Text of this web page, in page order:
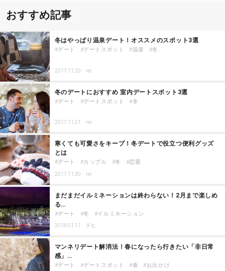
おすすめ記事
冬はやっぱり温泉デート！オススメのスポット3選
デート デートスポット 温泉 冬
2017.11.20 rei
冬のデートにおすすめ 室内デートスポット3選
デート デートスポット 冬
2017.11.21 rei
寒くても可愛さをキープ！冬デートで役立つ便利グッズ
とは
デート カップル 冬 恋愛
2017.11.30 rei
まだまだイルミネーションは終わらない！2月まで楽しめ
る…
デート 冬 イルミネーション
2018.01.11 テヒ
マンネリデート解消法！春になったら行きたい「非日常
感」…
デート デートスポット 春 お出かけ